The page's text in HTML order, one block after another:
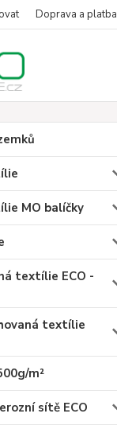
Doprava a platba
MO balíčky
textílie ECO -
textílie
m²
sítě ECO